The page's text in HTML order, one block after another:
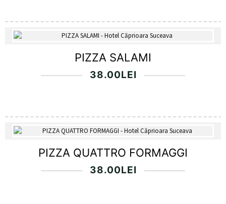
PIZZA SALAMI
38.00LEI
PIZZA QUATTRO FORMAGGI
38.00LEI